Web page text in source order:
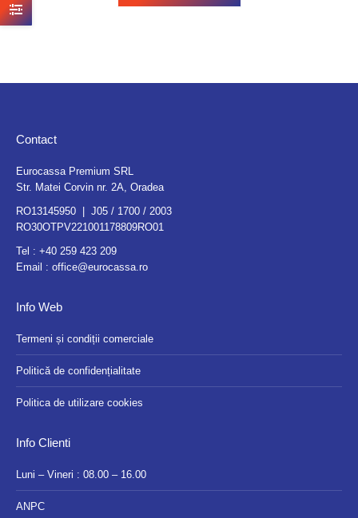
Contact
Eurocassa Premium SRL
Str. Matei Corvin nr. 2A, Oradea
RO13145950 | J05 / 1700 / 2003
RO30OTPV221001178809RO01
Tel : +40 259 423 209
Email : office@eurocassa.ro
Info Web
Termeni și condiții comerciale
Politică de confidențialitate
Politica de utilizare cookies
Info Clienti
Luni – Vineri : 08.00 – 16.00
ANPC